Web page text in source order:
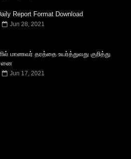
Report Format Download
Jun 28, 2021
மாணவர் தரத்தை உயர்த்துவது குறித்து
Jun 17, 2021